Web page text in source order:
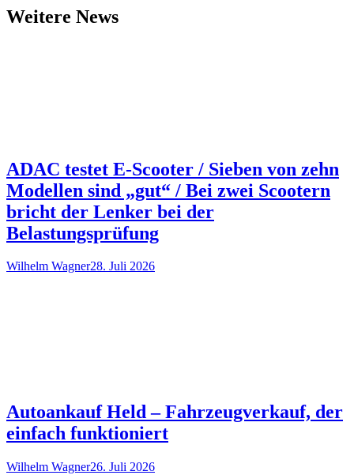
Weitere News
ADAC testet E-Scooter / Sieben von zehn
Modellen sind „gut“ / Bei zwei Scootern
bricht der Lenker bei der
Belastungsprüfung
Wilhelm Wagner28. Juli 2026
Autoankauf Held – Fahrzeugverkauf, der
einfach funktioniert
Wilhelm Wagner26. Juli 2026